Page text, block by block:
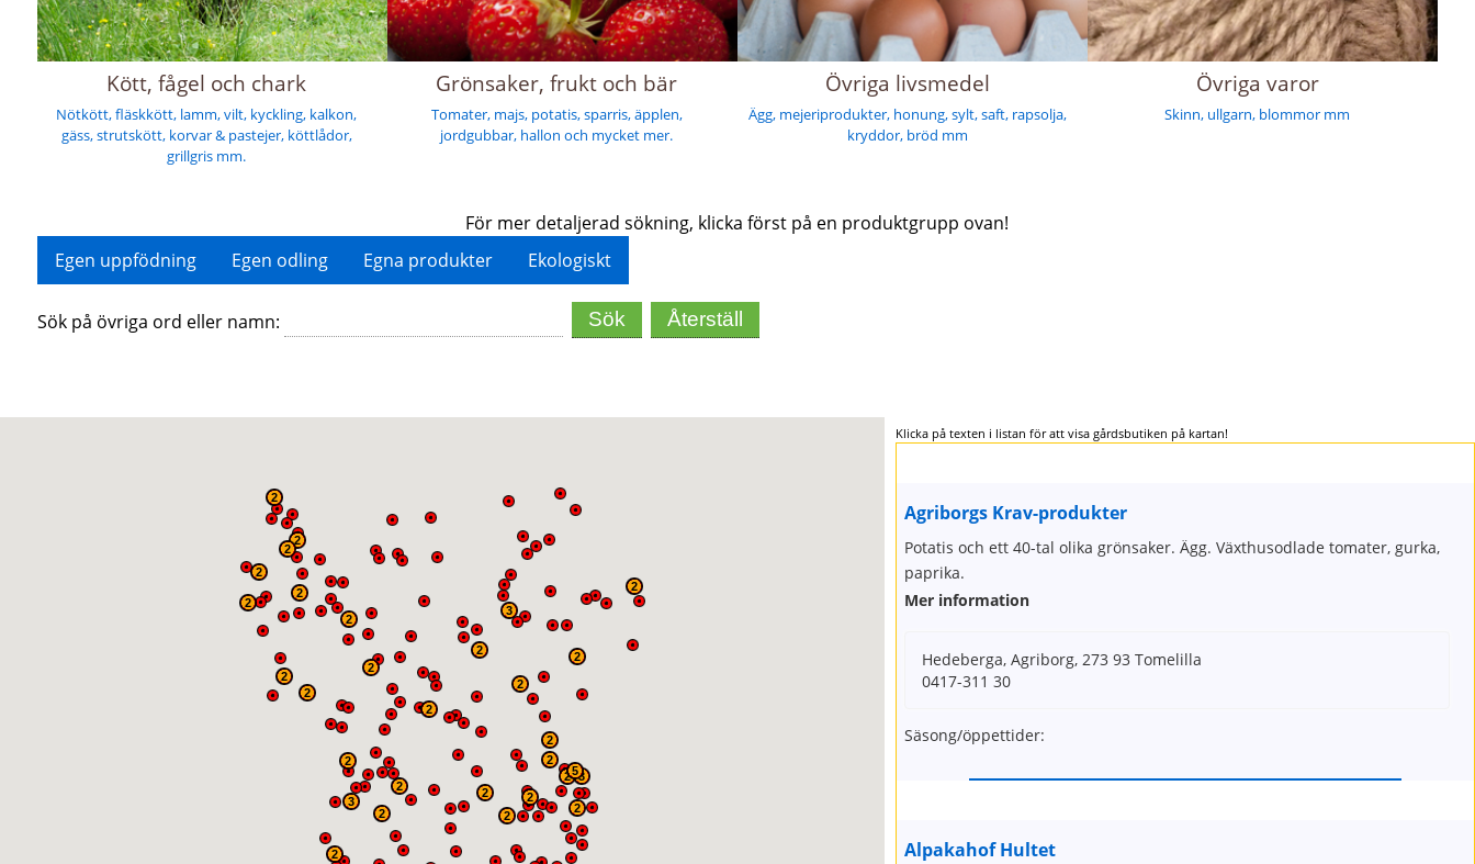
Kött, fågel och chark
Nötkött, fläskkött, lamm, vilt, kyckling, kalkon,
gäss, strutskött, korvar & pastejer, köttlådor,
grillgris mm.
Grönsaker, frukt och bär
Tomater, majs, potatis, sparris, äpplen,
jordgubbar, hallon och mycket mer.
Övriga livsmedel
Ägg, mejeriprodukter, honung, sylt, saft, rapsolja,
kryddor, bröd mm
Övriga varor
Skinn, ullgarn, blommor mm
För mer detaljerad sökning, klicka först på en produktgrupp ovan!
Egen uppfödning
Egen odling Egna produkter Ekologiskt
Sök på övriga ord eller namn:
2
2
2
2
2
2
2
2
2
3
2
2
2
2
3
3
5
2
2
2
2
2
2
2
2
2
2
2
2
2
Klicka på texten i listan för att visa gårdsbutiken på kartan!
Agriborgs Krav-produkter
Potatis och ett 40-tal olika grönsaker. Ägg. Växthusodlade tomater, gurka,
paprika.
Mer information
Hedeberga, Agriborg, 273 93 Tomelilla
0417-311 30
Säsong/öppettider:
Alpakahof Hultet